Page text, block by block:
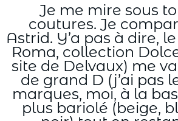
Je me mire sous
coutures. Je
Astrid. Y’a pas à dire,
Roma, collection
site de Delvaux) me
de grand D (j’ai pas
marques, moi, à la
plus bariolé (beige,